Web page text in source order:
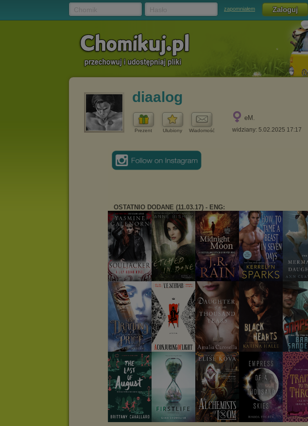
zapomniałem
diaalog
Prezent Ulubiony Wiadomość
eM.
widziany: 5.02.2025 17:17